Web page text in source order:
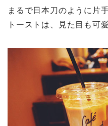
まるで日本刀のように片
トーストは、見た目も可